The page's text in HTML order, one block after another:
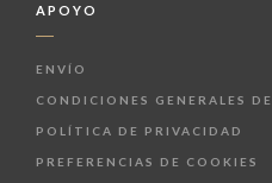
APOYO
ENVÍO
CONDICIONES GENERALES
POLÍTICA DE PRIVACIDAD
PREFERENCIAS DE COOKIES